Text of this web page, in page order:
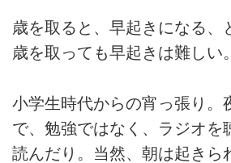
歳を取ると、早起きになる、
歳を取っても早起きは難しい。
小学生時代からの宵っ張り。
で、勉強ではなく、ラジオを
読んだり。当然、朝は起きら